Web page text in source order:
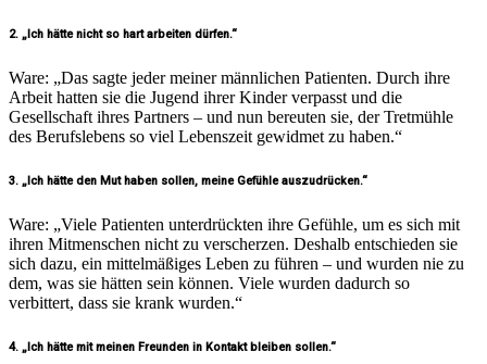
2. „Ich hätte nicht so hart arbeiten dürfen.“
Ware: „Das sagte jeder meiner männlichen Patienten. Durch ihre
Arbeit hatten sie die Jugend ihrer Kinder verpasst und die
Gesellschaft ihres Partners – und nun bereuten sie, der Tretmühle
des Berufslebens so viel Lebenszeit gewidmet zu haben.“
3. „Ich hätte den Mut haben sollen, meine Gefühle auszudrücken.“
Ware: „Viele Patienten unterdrückten ihre Gefühle, um es sich mit
ihren Mitmenschen nicht zu verscherzen. Deshalb entschieden sie
sich dazu, ein mittelmäßiges Leben zu führen – und wurden nie zu
dem, was sie hätten sein können. Viele wurden dadurch so
verbittert, dass sie krank wurden.“
4. „Ich hätte mit meinen Freunden in Kontakt bleiben sollen.“